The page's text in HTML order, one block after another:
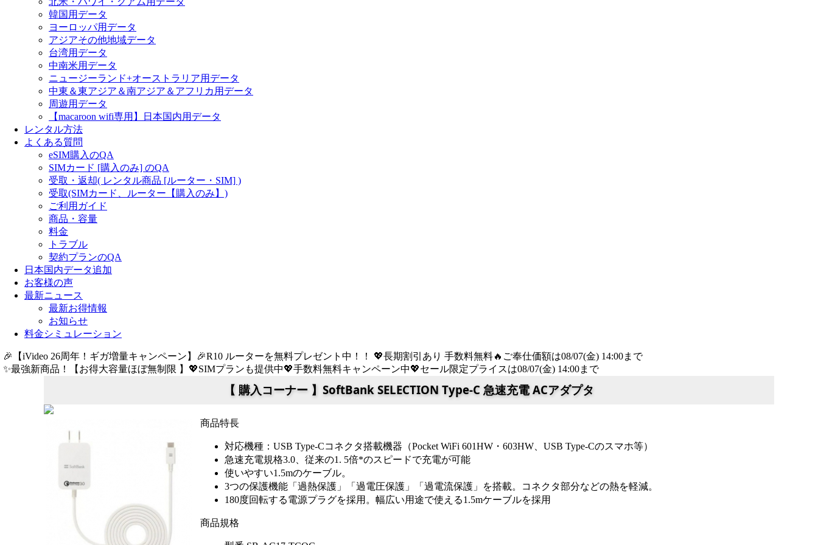
韓国用データ
ヨーロッパ用データ
アジアその他地域データ
台湾用データ
中南米用データ
ニュージーランド+オーストラリア用データ
中東＆東アジア＆南アジア＆アフリカ用データ
周遊用データ
【macaroon wifi専用】日本国内用データ
レンタル方法
よくある質問
eSIM購入のQA
SIMカード [購入のみ] のQA
受取・返却( レンタル商品 [ルーター・SIM] )
受取(SIMカード、ルーター【購入のみ】)
ご利用ガイド
商品・容量
料金
トラブル
契約プランのQA
日本国内データ追加
お客様の声
最新ニュース
最新お得情報
お知らせ
料金シミュレーション
🎉【iVideo 26周年！ギガ増量キャンペーン】🎉R10 ルーターを無料プレゼント中！！ 💖長期割引あり 手数料無料🔥ご奉仕価額は08/07(金) 14:00まで
✨️最強新商品！【お得大容量ほぼ無制限 】💖SIMプランも提供中💖手数料無料キャンペーン中💖セール限定プライスは08/07(金) 14:00まで
【 購入コーナー 】SoftBank SELECTION Type-C 急速充電 ACアダプタ
商品特長
対応機種 ： USB Type-Cコネクタ搭載機器（Pocket WiFi 601HW・603HW、 USB Type-Cのスマホ等）
急速充電規格3.0、従来の1. 5倍*のスピードで充電が可能
使いやすい1.5mのケーブル。
3つの保護機能「過熱保護」「過電圧保護」「過電流保護」を搭載。コネクタ部分などの熱を軽減。
180度回転する電源プラグを採用。幅広い用途で使える1.5mケーブルを採用
商品規格